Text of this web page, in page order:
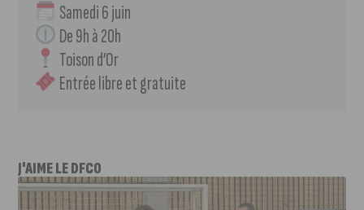
Samedi 6 juin
De 9h à 20h
Toison d’Or
Entrée libre et gratuite
J'AIME LE DFCO